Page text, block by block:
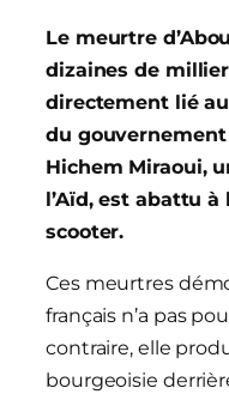
Le meurtre
dizaines de
directement lié
du gouvernement
Hichem Miraoui,
l’Aïd, est abattu
scooter.
Ces meurtres
français n’a pas
contraire, elle
bourgeoisie